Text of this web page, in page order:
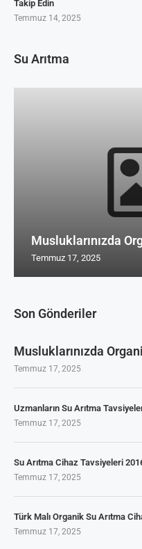
Son Gönderiler
Musluklarınızda
Temmuz 17, 2025
Uzmanların Su Arıtma
Temmuz 17, 2025
Su Arıtma Cihaz Tavsiyeleri
Temmuz 17, 2025
Türk Malı Organik Su Arıtma
Temmuz 17, 2025
Takip Edin
Temmuz 14, 2025
Su Arıtma
Musluklarınızda
Temmuz 17, 2025